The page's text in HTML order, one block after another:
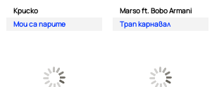
Криско
Мои са парите
Marso ft. Bobo Armani
Трап карнавал